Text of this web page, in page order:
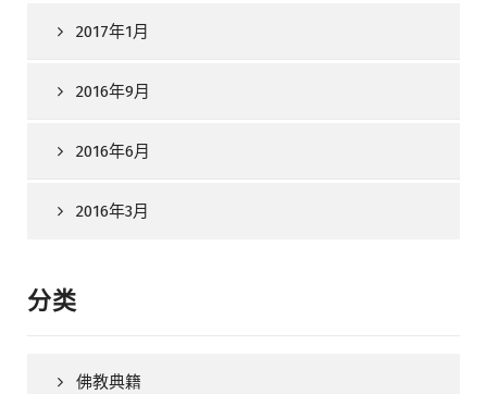
2017年1月
2016年9月
2016年6月
2016年3月
分类
佛教典籍